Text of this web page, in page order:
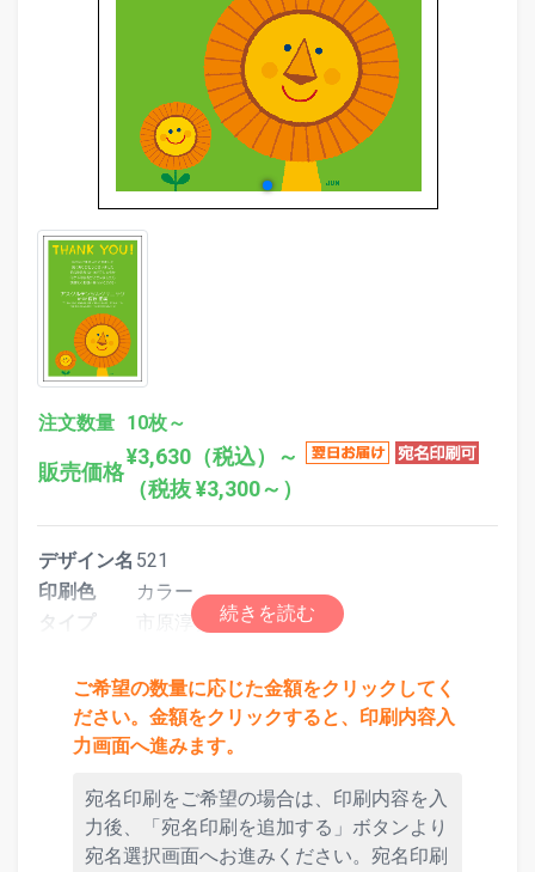
注文数量 10枚～
販売価格
¥3,630（税込）～
（税抜 ¥3,300～）
デザイン名 521
印刷色
カラー
タイプ
市原淳デザイン
ご希望の数量に応じた金額をクリックしてく
ださい。金額をクリックすると、印刷内容入
力画面へ進みます。
宛名印刷をご希望の場合は、印刷内容を入
力後、「宛名印刷を追加する」ボタンより
宛名選択画面へお進みください。宛名印刷